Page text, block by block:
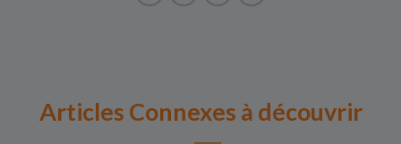
Articles Connexes à découvrir